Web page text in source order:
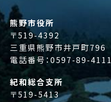
熊野市役所
〒519-4392
三重県熊野市井戸町796
電話番号：0597-89-4111
紀和総合支所
〒519-5413